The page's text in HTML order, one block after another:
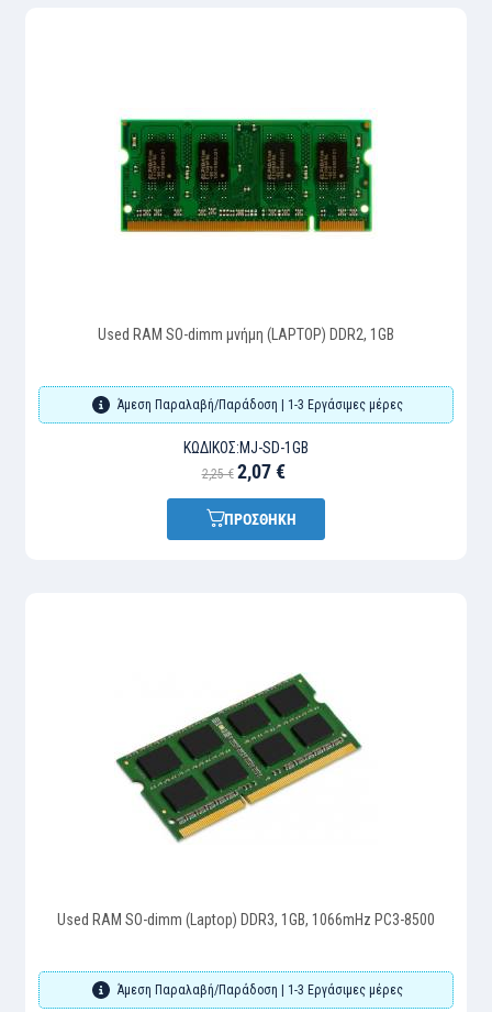
Used RAM SO-dimm μνήμη (LAPTOP) DDR2, 1GB
Άμεση Παραλαβή/Παράδοση | 1-3 Εργάσιμες μέρες
ΚΩΔΙΚΌΣ:MJ-SD-1GB
2,25 € 2,07 €
ΠΡΟΣΘΗΚΗ
Used RAM SO-dimm (Laptop) DDR3, 1GB, 1066mHz PC3-8500
Άμεση Παραλαβή/Παράδοση | 1-3 Εργάσιμες μέρες